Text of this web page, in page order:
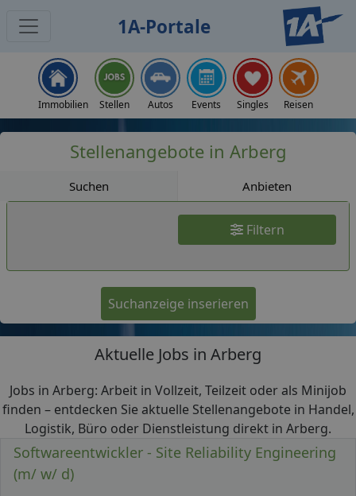
1A-Portale
Immobilien Stellen Autos Events Singles Reisen
Stellenangebote in Arberg
Suchen Anbieten
Filtern
Suchanzeige inserieren
Aktuelle Jobs in Arberg
Jobs in Arberg: Arbeit in Vollzeit, Teilzeit oder als Minijob
finden – entdecken Sie aktuelle Stellenangebote in Handel,
Logistik, Büro oder Dienstleistung direkt in Arberg.
Softwareentwickler - Site Reliability Engineering
(m/ w/ d)